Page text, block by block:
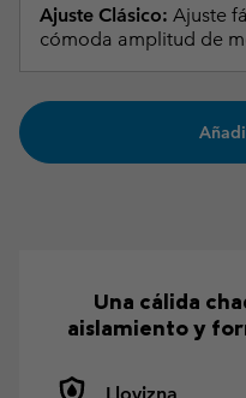
Ajuste Clásico: Ajuste
cómoda amplitud de
Una cálida
aislamiento y